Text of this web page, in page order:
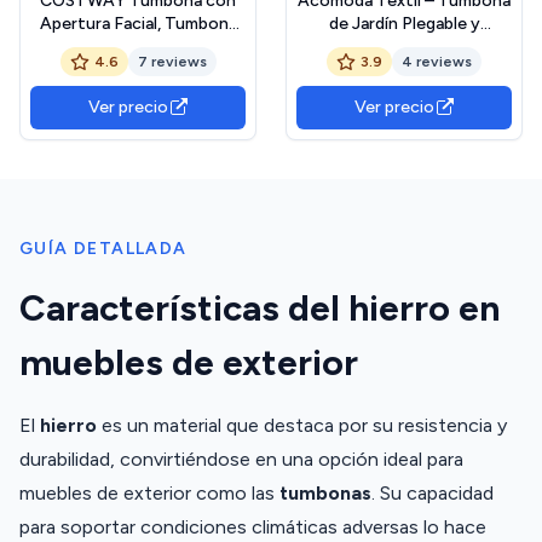
Apertura Facial, Tumbona
de jardín Plegable con 3
Cojines extraíbles y
Respaldo Ajustable en 5
Posiciones, Tumbona de
Playa para jardín y Zona de
4.6 7 reviews
Ver precio
de Jardín Plegable y
Reclinable en 5 Posiciones.
Hamaca Cómoda y
Resistente para Playa,
Piscina, Jardín y Terraza,
Gris Claro 186x53x24/82,5
3.9 4 reviews
Ver precio
GUÍA DETALLADA
Características del hierro en
muebles de exterior
El hierro es un material que destaca por su resistencia y
durabilidad, convirtiéndose en una opción ideal para
muebles de exterior como las tumbonas. Su capacidad
para soportar condiciones climáticas adversas lo hace